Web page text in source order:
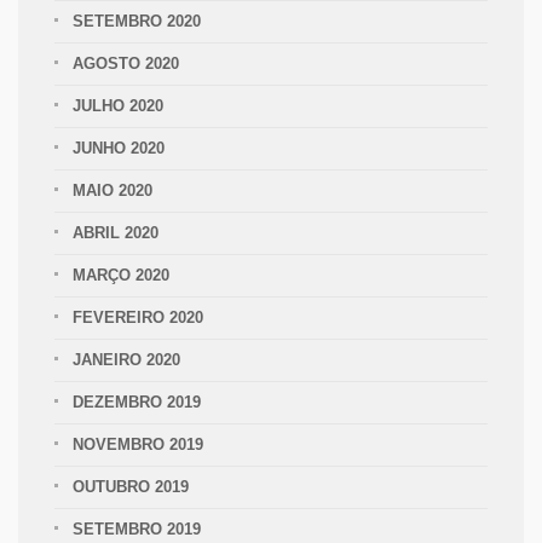
SETEMBRO 2020
AGOSTO 2020
JULHO 2020
JUNHO 2020
MAIO 2020
ABRIL 2020
MARÇO 2020
FEVEREIRO 2020
JANEIRO 2020
DEZEMBRO 2019
NOVEMBRO 2019
OUTUBRO 2019
SETEMBRO 2019